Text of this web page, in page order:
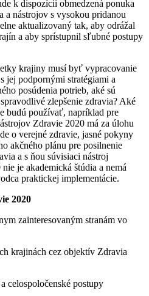
k dispozícii obmedzená ponuka
a nástrojov s vysokou pridanou
aktualizovaný tak, aby odrážal
a aby sprístupnil sľubné postupy
krajiny musí byť vypracovanie
jej podpornými stratégiami a
posúdenia potrieb, aké sú
zlepšenie zdravia? Aké
budú používať, napríklad pre
Zdravie 2020 má za úlohu
o verejné zdravie, jasné pokyny
akčného plánu pre posilnenie
a s ňou súvisiaci nástroj
je akademická štúdia a nemá
praktickej implementácie.
2020
zainteresovaným stranám vo
krajinách cez objektív Zdravia
celospoločenské postupy